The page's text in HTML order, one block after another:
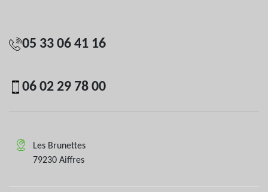
05 33 06 41 16
06 02 29 78 00
Les Brunettes
79230 Aiffres